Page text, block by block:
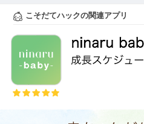
こそだてハックの関連アプリ